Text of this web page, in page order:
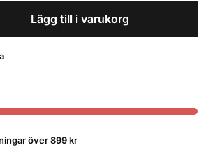
Lägg till i varukorg
över 899 kr